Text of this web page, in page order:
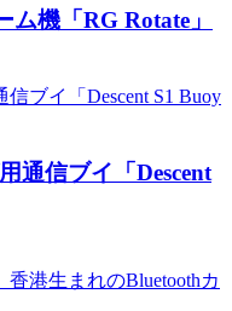
機「RG Rotate」
通信ブイ「Descent